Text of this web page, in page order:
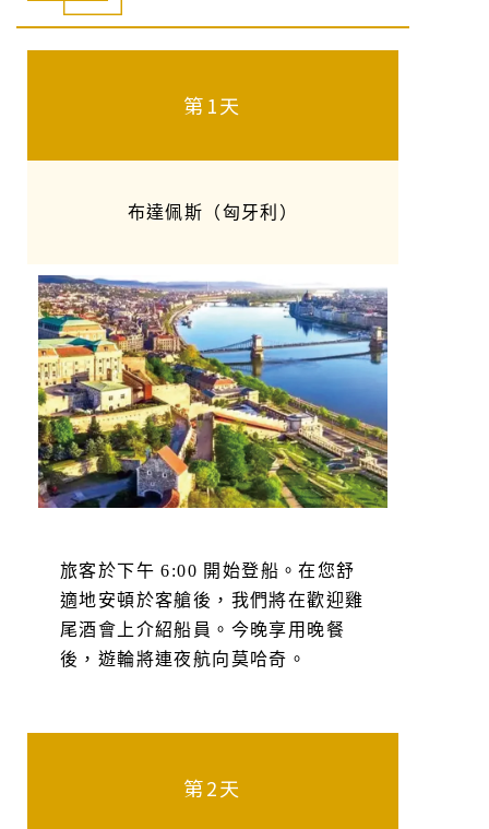
第1天
布達佩斯（匈牙利）
旅客於下午 6:00 開始登船。在您舒
適地安頓於客艙後，我們將在歡迎雞
尾酒會上介紹船員。今晚享用晚餐
後，遊輪將連夜航向莫哈奇。
第2天